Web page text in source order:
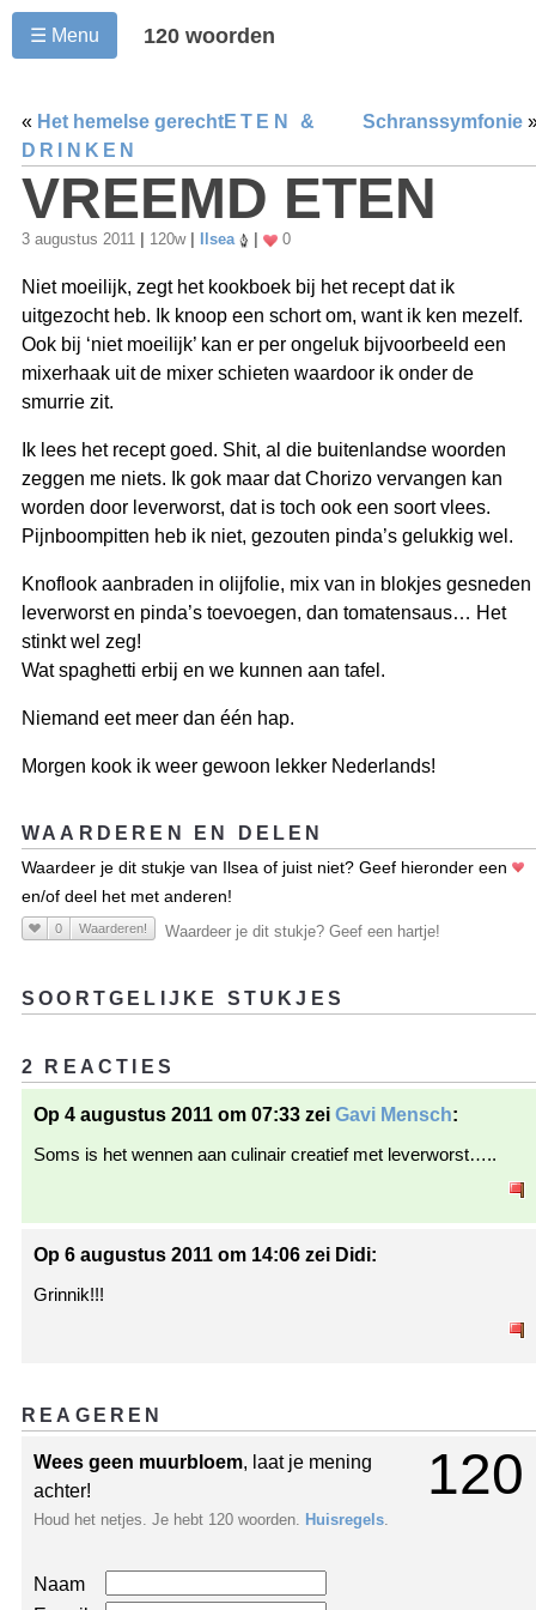
☰ Menu 120 woorden
« Het hemelse gerecht Schranssymfonie
ETEN &
DRINKEN
VREEMD ETEN
3 augustus 2011 120w Ilsea 0
Niet moeilijk, zegt het kookboek bij het recept dat ik
uitgezocht heb. Ik knoop een schort om, want ik ken mezelf.
Ook bij ‘niet moeilijk’ kan er per ongeluk bijvoorbeeld een
mixerhaak uit de mixer schieten waardoor ik onder de
smurrie zit.
Ik lees het recept goed. Shit, al die buitenlandse woorden
zeggen me niets. Ik gok maar dat Chorizo vervangen kan
worden door leverworst, dat is toch ook een soort vlees.
Pijnboompitten heb ik niet, gezouten pinda’s gelukkig wel.
Knoflook aanbraden in olijfolie, mix van in blokjes gesneden
leverworst en pinda’s toevoegen, dan tomatensaus… Het
stinkt wel zeg!
Wat spaghetti erbij en we kunnen aan tafel.
Niemand eet meer dan één hap.
Morgen kook ik weer gewoon lekker Nederlands!
WAARDEREN EN DELEN
Waardeer je dit stukje van Ilsea of juist niet? Geef hieronder een
en/of deel het met anderen!
0 Waarderen! Waardeer je dit stukje? Geef een hartje!
SOORTGELIJKE STUKJES
2 REACTIES
Op 4 augustus 2011 om 07:33 zei Gavi Mensch:
Soms is het wennen aan culinair creatief met leverworst…..
Op 6 augustus 2011 om 14:06 zei Didi:
Grinnik!!!
REAGEREN
120
Wees geen muurbloem, laat je mening
achter!
Houd het netjes. Je hebt 120 woorden. Huisregels
Naam